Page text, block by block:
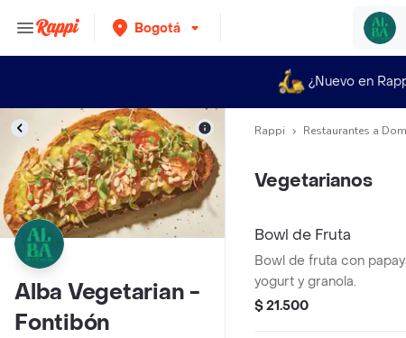
Bogotá
¿Nuevo en
Alba Vegetarian -
Fontibón
Rappi Restaurantes a
Vegetarianos
Bowl de Fruta
Bowl de fruta con
yogurt y granola.
$ 21.500